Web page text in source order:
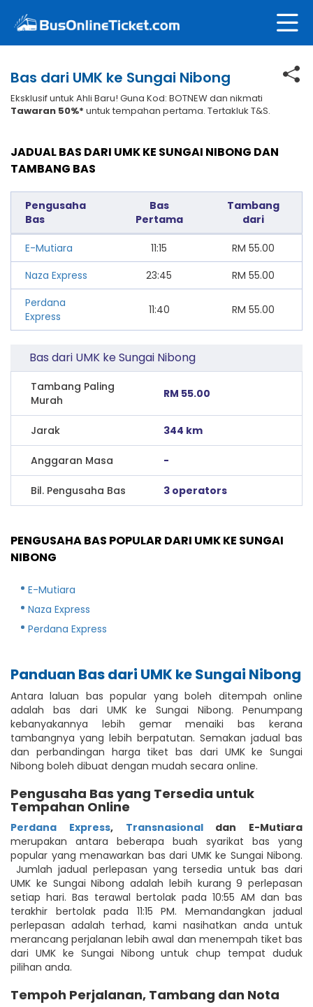
Bas dari UMK ke Sungai Nibong
Eksklusif untuk Ahli Baru! Guna Kod: BOTNEW dan nikmati
Tawaran 50%* untuk tempahan pertama. Tertakluk T&S.
JADUAL BAS DARI UMK KE SUNGAI NIBONG DAN
TAMBANG BAS
Pengusaha
Bas
Bas
Pertama
Tambang
dari
E-Mutiara 11:15 RM 55.00
Naza Express
23:45 RM 55.00
Perdana
Express
11:40 RM 55.00
Bas dari UMK ke Sungai Nibong
Tambang Paling
Murah
RM 55.00
Jarak 344 km
Anggaran Masa -
Bil. Pengusaha Bas 3 operators
PENGUSAHA BAS POPULAR DARI UMK KE SUNGAI
NIBONG
E-Mutiara
Naza Express
Perdana Express
Panduan Bas dari UMK ke Sungai Nibong
Antara laluan bas popular yang boleh ditempah online
adalah bas dari UMK ke Sungai Nibong. Penumpang
kebanyakannya lebih gemar menaiki bas kerana
tambangnya yang lebih berpatutan. Semakan jadual bas
dan perbandingan harga tiket bas dari UMK ke Sungai
Nibong boleh dibuat dengan mudah secara online.
Pengusaha Bas yang Tersedia untuk
Tempahan Online
Perdana Express, Transnasional
dan E-Mutiara
merupakan antara beberapa buah syarikat bas yang
popular yang menawarkan bas dari UMK ke Sungai Nibong.
Jumlah jadual perlepasan yang tersedia untuk bas dari
UMK ke Sungai Nibong adalah lebih kurang 9 perlepasan
setiap hari. Bas terawal bertolak pada 10:55 AM dan bas
terakhir bertolak pada 11:15 PM. Memandangkan jadual
perlepasan adalah terhad, kami nasihatkan anda untuk
merancang perjalanan lebih awal dan menempah tiket bas
dari UMK ke Sungai Nibong untuk chup tempat duduk
pilihan anda.
Tempoh Perjalanan, Tambang dan Nota